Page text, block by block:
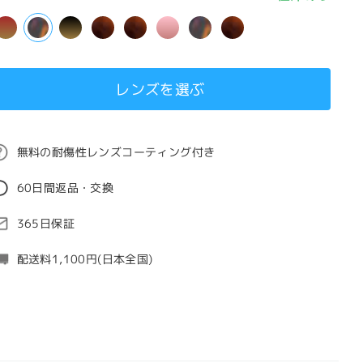
レンズを選ぶ
無料の耐傷性レンズコーティング付き
60日間返品・交換
365日保証
配送料1,100円(日本全国)